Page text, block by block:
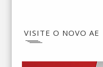
VISITE O NOVO AE